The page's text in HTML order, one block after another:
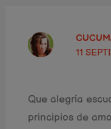
11
Que alegría
principios de